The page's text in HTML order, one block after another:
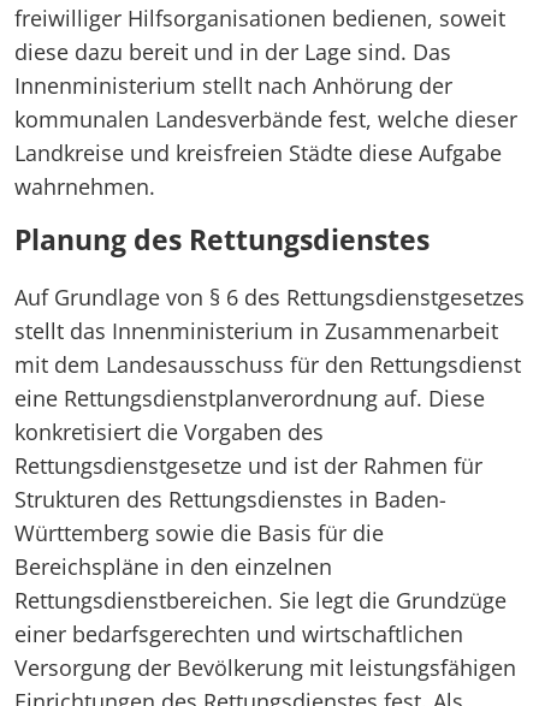
freiwilliger Hilfsorganisationen bedienen, soweit
diese dazu bereit und in der Lage sind. Das
Innenministerium stellt nach Anhörung der
kommunalen Landesverbände fest, welche dieser
Landkreise und kreisfreien Städte diese Aufgabe
wahrnehmen.
Planung des Rettungsdienstes
Auf Grundlage von § 6 des Rettungsdienstgesetzes
stellt das Innenministerium in Zusammenarbeit
mit dem Landesausschuss für den Rettungsdienst
eine Rettungsdienstplanverordnung auf. Diese
konkretisiert die Vorgaben des
Rettungsdienstgesetze und ist der Rahmen für
Strukturen des Rettungsdienstes in Baden-
Württemberg sowie die Basis für die
Bereichspläne in den einzelnen
Rettungsdienstbereichen. Sie legt die Grundzüge
einer bedarfsgerechten und wirtschaftlichen
Versorgung der Bevölkerung mit leistungsfähigen